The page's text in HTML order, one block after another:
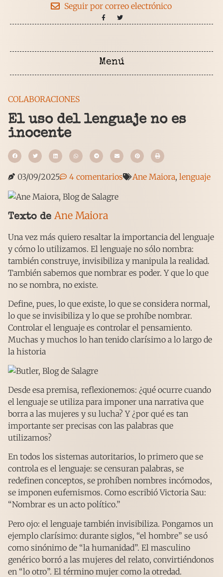
Seguir por correo electrónico
COLABORACIONES
El uso del lenguaje no es
inocente
03/09/2025 4 comentarios Ane Maiora, lenguaje
Texto de Ane Maiora
Una vez más quiero resaltar la importancia del lenguaje
y cómo lo utilizamos. El lenguaje no sólo nombra:
también construye, invisibiliza y manipula la realidad.
También sabemos que nombrar es poder. Y que lo que
no se nombra, no existe.
Define, pues, lo que existe, lo que se considera normal,
lo que se invisibiliza y lo que se prohíbe nombrar.
Controlar el lenguaje es controlar el pensamiento.
Muchas y muchos lo han tenido clarísimo a lo largo de
la historia
Desde esa premisa, reflexionemos: ¿qué ocurre cuando
el lenguaje se utiliza para imponer una narrativa que
borra a las mujeres y su lucha? Y ¿por qué es tan
importante ser precisas con las palabras que
utilizamos?
En todos los sistemas autoritarios, lo primero que se
controla es el lenguaje: se censuran palabras, se
redefinen conceptos, se prohíben nombres incómodos,
se imponen eufemismos. Como escribió Victoria Sau:
“Nombrar es un acto político.”
Pero ojo: el lenguaje también invisibiliza. Pongamos un
ejemplo clarísimo: durante siglos, “el hombre” se usó
como sinónimo de “la humanidad”. El masculino
genérico borró a las mujeres del relato, convirtiéndonos
en “lo otro”. El término mujer como la otredad.